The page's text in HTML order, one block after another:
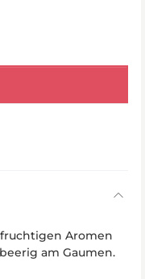
Aromen
am Gaumen.